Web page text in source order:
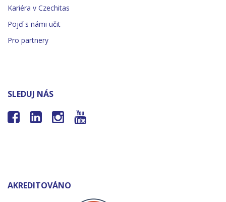
Kariéra v Czechitas
Pojď s námi učit
Pro partnery
SLEDUJ NÁS
   
AKREDITOVÁNO